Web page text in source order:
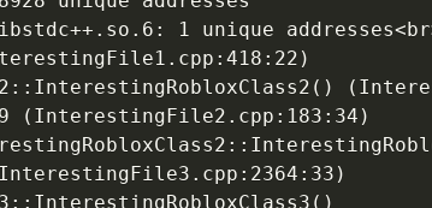
1 unique
(InterestingFile2.cpp:183:34)